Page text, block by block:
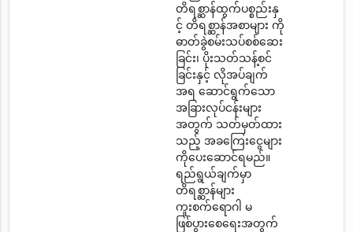
တိရစ္ဆာန်ထွက်ပစ္စည်းနှ
င့် တိရစ္ဆာန်အစာများ ကို
ဓာတ်ခွဲစမ်းသပ်စစ်ဆေး
ခြင်း၊ ပိုးသတ်သန့်စင်
ခြင်းနှင့် လိုအပ်ချက်
အရ ဆောင်ရွက်သော
အခြားလုပ်ငန်းများ
အတွက် သတ်မှတ်ထား
သည့် အခကြေးငွေများ
ကိုပေးဆောင်ရမည်။
ရည်ရွယ်ချက်မှာ
တိရစ္ဆာန်များ
ကူးစက်ရောဂါ မ
ဖြစ်ပွားစေရေးအတွက်